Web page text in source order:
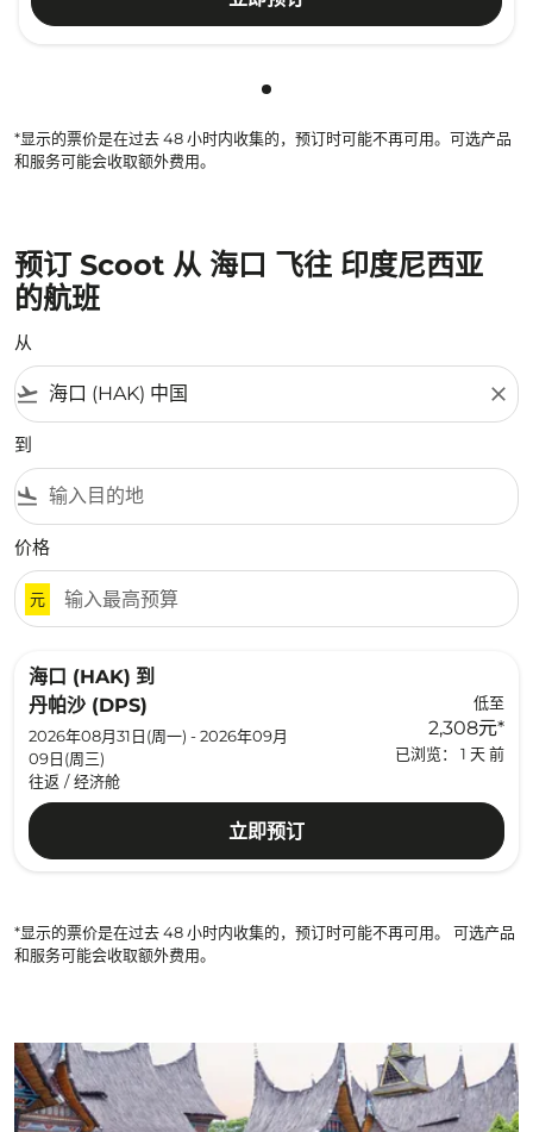
显示 cmp-pagination-
*显示的票价是在过去 48 小时内收集的，预订时可能不再可用。可选产品
和服务可能会收取额外费用。
预订 Scoot 从 海口 飞往 印度尼西亚
的航班
从
flight_takeoff close
到
flight_land
价格
元
海口 (HAK) 到
丹帕沙 (DPS)
2026年08月31日(周一) - 2026年09月
09日(周三)
往返 / 经济舱
低至
2,308元*
已浏览： 1 天 前
立即预订
*显示的票价是在过去 48 小时内收集的，预订时可能不再可用。 可选产品
和服务可能会收取额外费用。